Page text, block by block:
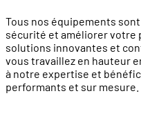
Tous nos équipements
sécurité et améliorer votre
solutions innovantes et
vous travaillez en hauteur
à notre expertise et
performants et sur mesure.